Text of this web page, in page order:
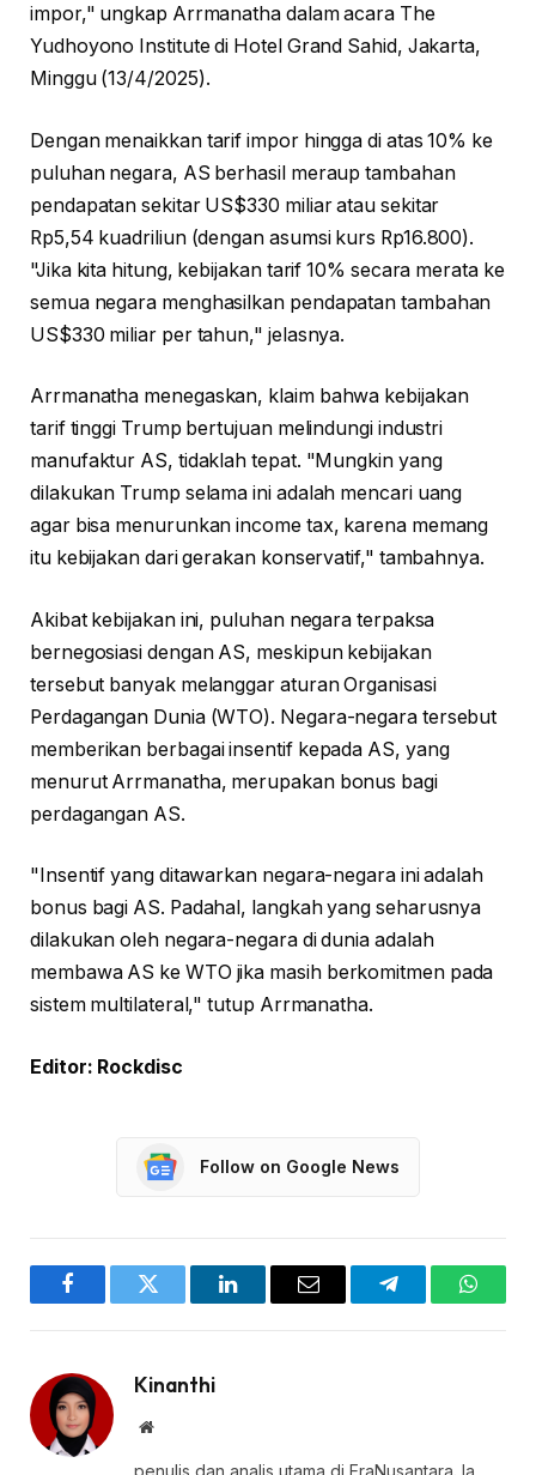
impor," ungkap Arrmanatha dalam acara The
Yudhoyono Institute di Hotel Grand Sahid, Jakarta,
Minggu (13/4/2025).
Dengan menaikkan tarif impor hingga di atas 10% ke
puluhan negara, AS berhasil meraup tambahan
pendapatan sekitar US$330 miliar atau sekitar
Rp5,54 kuadriliun (dengan asumsi kurs Rp16.800).
"Jika kita hitung, kebijakan tarif 10% secara merata ke
semua negara menghasilkan pendapatan tambahan
US$330 miliar per tahun," jelasnya.
Arrmanatha menegaskan, klaim bahwa kebijakan
tarif tinggi Trump bertujuan melindungi industri
manufaktur AS, tidaklah tepat. "Mungkin yang
dilakukan Trump selama ini adalah mencari uang
agar bisa menurunkan income tax, karena memang
itu kebijakan dari gerakan konservatif," tambahnya.
Akibat kebijakan ini, puluhan negara terpaksa
bernegosiasi dengan AS, meskipun kebijakan
tersebut banyak melanggar aturan Organisasi
Perdagangan Dunia (WTO). Negara-negara tersebut
memberikan berbagai insentif kepada AS, yang
menurut Arrmanatha, merupakan bonus bagi
perdagangan AS.
"Insentif yang ditawarkan negara-negara ini adalah
bonus bagi AS. Padahal, langkah yang seharusnya
dilakukan oleh negara-negara di dunia adalah
membawa AS ke WTO jika masih berkomitmen pada
sistem multilateral," tutup Arrmanatha.
Editor: Rockdisc
Follow on Google News
FacebookTwitter LinkedInEmail Telegram
Kinanthi
Website
penulis dan analis utama di EraNusantara. Ia